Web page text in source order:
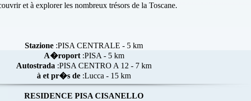
et à explorer les nombreux trésors de la Toscane.
Stazione :PISA CENTRALE - 5 km
A�roport:PISA - 5 km
Autostrada :PISA CENTRO A 12 - 7 km
à et pr�s de :Lucca - 15 km
RESIDENCE PISA CISANELLO